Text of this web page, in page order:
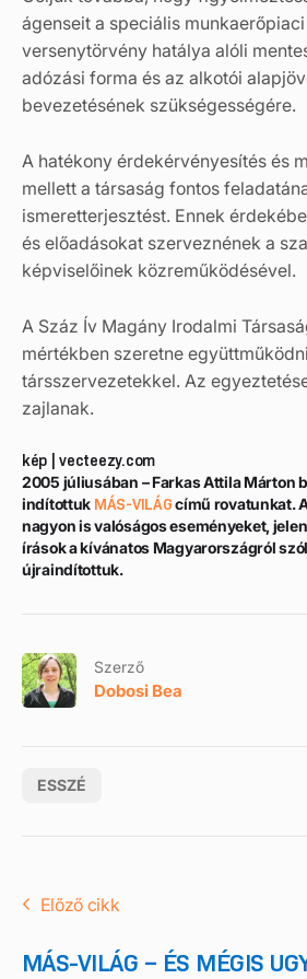
ágenseit a speciális
versenytörvény hatálya alóli
adózási forma és az alkotói
bevezetésének szükségességére.
A hatékony érdekérvényesítés és
mellett a társaság fontos
ismeretterjesztést. Ennek
és előadásokat szerveznének a
képviselőinek közreműködésével.
A Száz Ív Magány Irodalmi
mértékben szeretne
társszervezetekkel. Az
zajlanak.
kép | vecteezy.com
2005 júliusában – Farkas Attila Márton
indítottuk MÁS-VILÁGcímű rovatunkat.
nagyon is valóságos eseményeket,
írások a kívánatos Magyarországról
újraindítottuk.
Szerző
Dobosi Bea
ESSZÉ
Előző cikk
MÁS-VILÁG – ÉS MÉGIS